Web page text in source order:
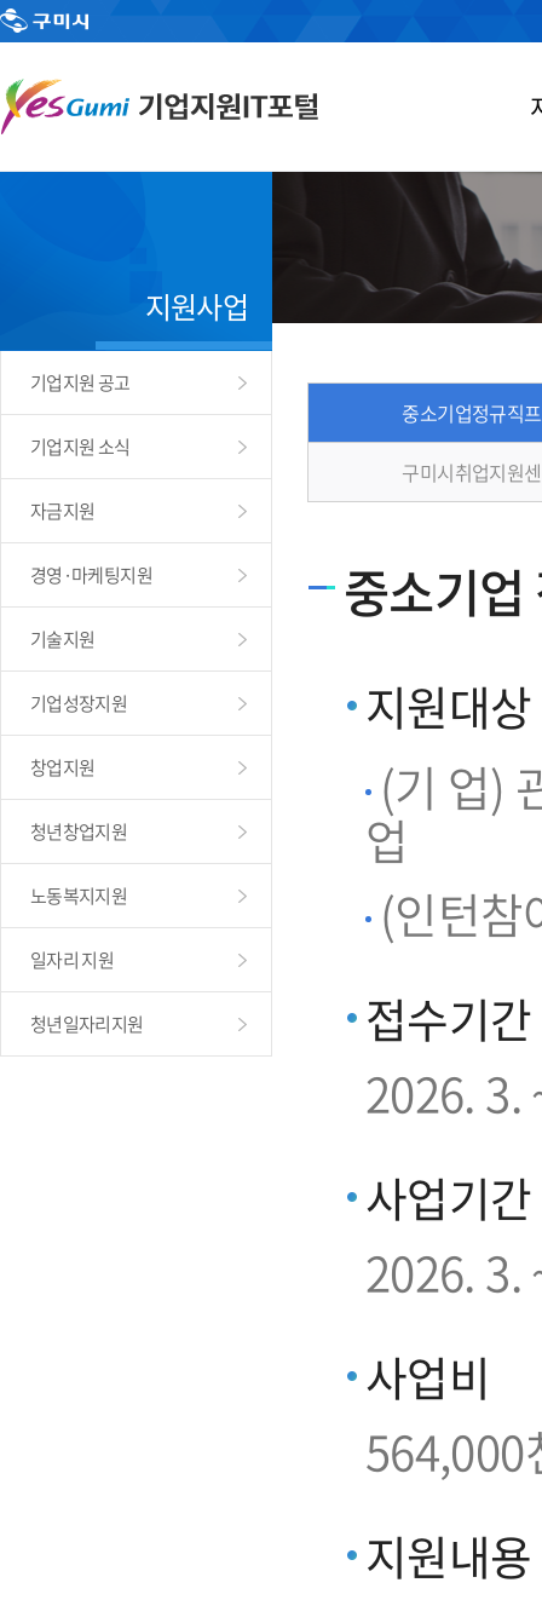
지원사업
기업지원 공고
기업지원 소식
자금지원
경영·마케팅지원
기술지원
기업성장지원
창업지원
청년창업지원
노동복지지원
일자리 지원
청년일자리지원
중소기업정규직
구미시취업지원
중소기
지원대상
(기 업)
업
(인턴참
접수기간
2026. 3.
사업기간
2026. 3.
사업비
564,000
지원내용